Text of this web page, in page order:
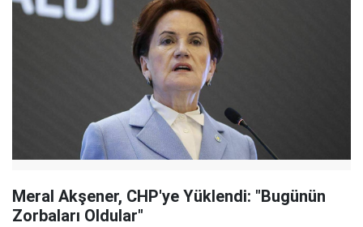
Meral Akşener, CHP'ye Yüklendi: "Bugünün
Zorbaları Oldular"